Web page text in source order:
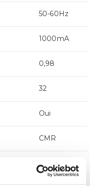
50-60Hz
1000mA
0,98
32
Oui
CMR